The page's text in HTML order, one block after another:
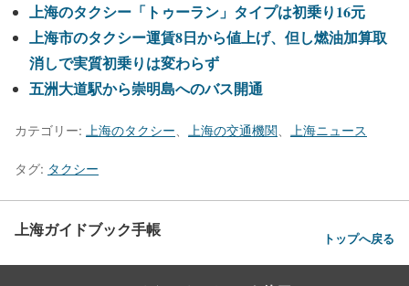
上海のタクシー「トゥーラン」タイプは初乗り16元
上海市のタクシー運賃8日から値上げ、但し燃油加算取
消しで実質初乗りは変わらず
五洲大道駅から崇明島へのバス開通
カテゴリー: 上海のタクシー 上海の交通機関 上海ニュース
タグ: タクシー
上海ガイドブック手帳 トップへ戻る